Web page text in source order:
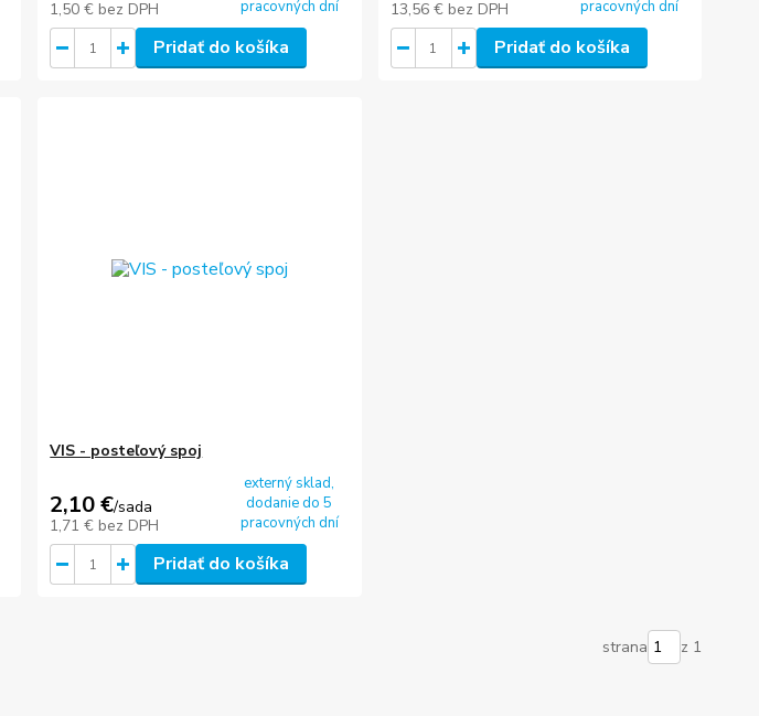
1,50 € bez DPH
pracovných dní
Pridať do košíka
13,56 € bez DPH
pracovných dní
Pridať do košíka
VIS - posteľový spoj
2,10 €/sada
1,71 € bez DPH
externý sklad,
dodanie do 5
pracovných dní
Pridať do košíka
strana z 1